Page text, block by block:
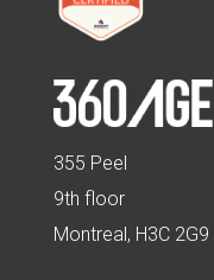
355 Peel
9th floor
Montreal, H3C 2G9